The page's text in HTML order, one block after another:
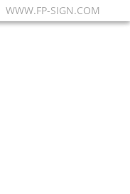
WWW.FP-SIGN.COM